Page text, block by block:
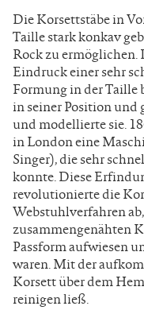
Die Korsettstäbe in
Taille stark konkav
Rock zu ermöglichen.
Eindruck einer sehr
Formung in der Taille
in seiner Position und
und modellierte sie.
in London eine
Singer), die sehr
konnte. Diese
revolutionierte die
Webstuhlverfahren
zusammengenähten
Passform aufwiesen
waren. Mit der
Korsett über dem
reinigen ließ.